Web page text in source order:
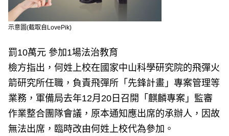
示意圖(截取自LovePik)
罰10萬元 參加1場法治教育
檢方指出，何姓上校在國家中山科學研究院的飛彈火
箭研究所任職，負責飛彈所「先鋒計畫」專案管理等
業務，軍備局去年12月20日召開「麒麟專案」監審
作業整合團隊會議，原本通知應出席的承辦人，因故
無法出席，臨時改由何姓上校代為參加。